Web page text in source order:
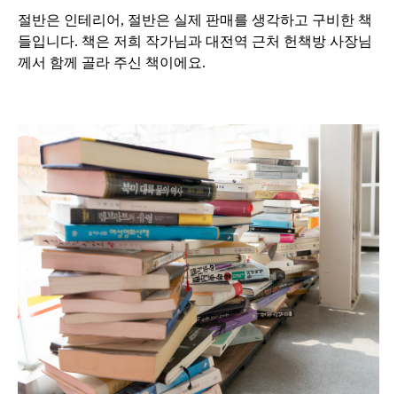
절반은 인테리어, 절반은 실제 판매를 생각하고 구비한 책
들입니다. 책은 저희 작가님과 대전역 근처 헌책방 사장님
께서 함께 골라 주신 책이에요.